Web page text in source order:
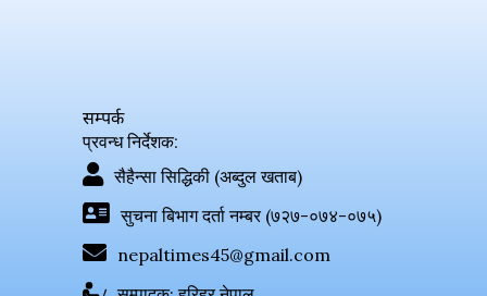
सम्पर्क
प्रवन्ध निर्देशक:
सैहैन्सा सिद्धिकी (अब्दुल खताब)
सुचना बिभाग दर्ता नम्बर (७२७-०७४-०७५)
nepaltimes45@gmail.com